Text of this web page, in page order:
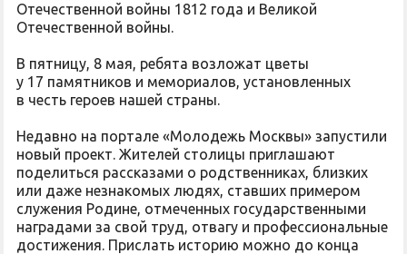
Отечественной войны 1812 года и Великой
Отечественной войны.
В пятницу, 8 мая, ребята возложат цветы
у 17 памятников и мемориалов, установленных
в честь героев нашей страны.
Недавно на портале «Молодежь Москвы» запустили
новый проект. Жителей столицы приглашают
поделиться рассказами о родственниках, близких
или даже незнакомых людях, ставших примером
служения Родине, отмеченных государственными
наградами за свой труд, отвагу и профессиональные
достижения. Прислать историю можно до конца